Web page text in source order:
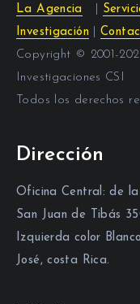
La Agencia
Investigación
Copyright © 2001-
Investigaciones CSI
Todos los derechos
Dirección
Oficina Central: de
San Juan de Tibás
Izquierda color
José, costa Rica.